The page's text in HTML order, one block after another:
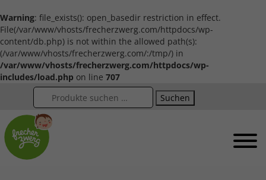
Warning: file_exists(): open_basedir restriction in effect.
File(/var/www/vhosts/frecherzwerg.com/httpdocs/wp-
content/db.php) is not within the allowed path(s):
(/var/www/vhosts/frecherzwerg.com/:/tmp/) in
/var/www/vhosts/frecherzwerg.com/httpdocs/wp-
includes/load.php on line 707
Suchen